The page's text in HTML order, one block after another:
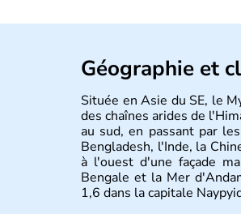
Géographie et
Située en Asie du SE, le
des chaînes arides de
au sud, en passant par
Bengladesh, l'Inde, la
à l'ouest d'une façade
Bengale et la Mer
1,6 dans la capitale